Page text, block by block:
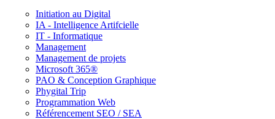
Initiation au Digital
IA - Intelligence Artifcielle
IT - Informatique
Management
Management de projets
Microsoft 365®
PAO & Conception Graphique
Phygital Trip
Programmation Web
Référencement SEO / SEA